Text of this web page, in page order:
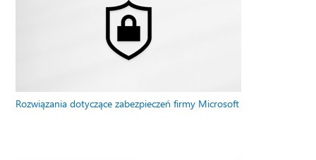
Rozwiązania dotyczące zabezpieczeń firmy Microsoft